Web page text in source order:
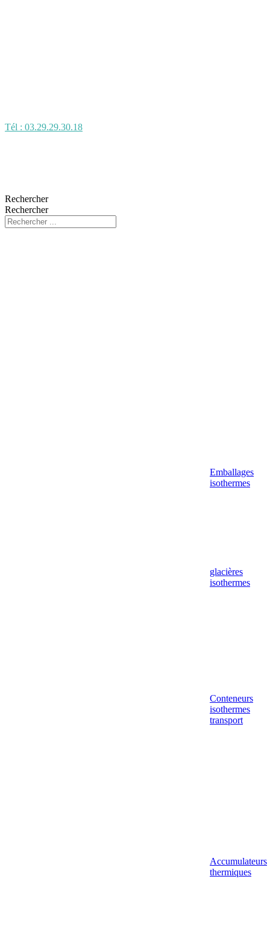
Tél : 03.29.29.30.18
Rechercher
Rechercher
Emballages
isothermes
glacières
isothermes
Conteneurs
isothermes
transport
Accumulateurs
thermiques